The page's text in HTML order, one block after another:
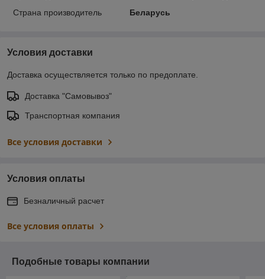
Страна производитель
Беларусь
Условия доставки
Доставка осуществляется только по предоплате.
Доставка "Самовывоз"
Транспортная компания
Все условия доставки
Условия оплаты
Безналичный расчет
Все условия оплаты
Подобные товары компании